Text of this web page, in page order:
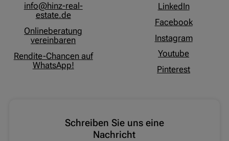
info@hinz-real-
estate.de
Onlineberatung
vereinbaren
Rendite-Chancen auf
WhatsApp!
LinkedIn
Facebook
Instagram
Youtube
Pinterest
Schreiben Sie uns eine
Nachricht